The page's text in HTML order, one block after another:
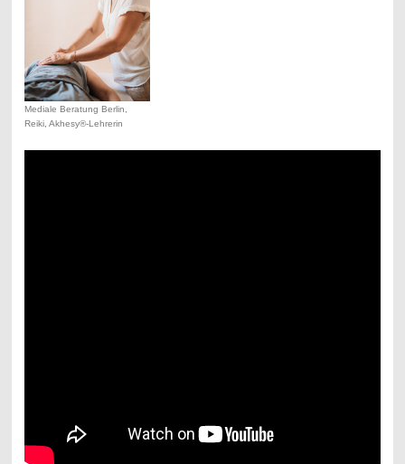
Mediale Beratung Berlin,
Reiki, Akhesy®-Lehrerin